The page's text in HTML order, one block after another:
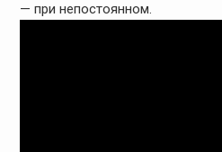
— при непостоянном.